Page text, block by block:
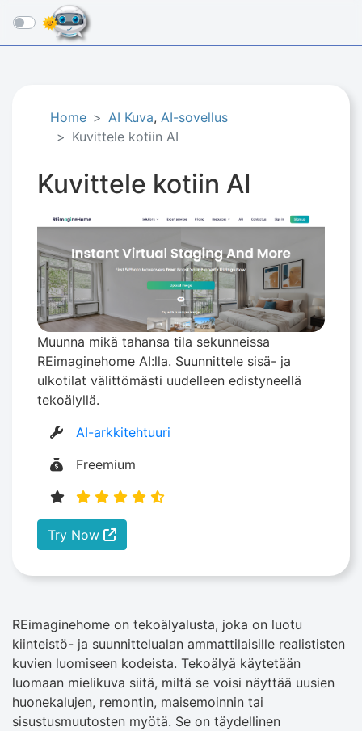
☰
Home AI Kuva, AI-sovellus
Kuvittele kotiin AI
Kuvittele kotiin AI
Muunna mikä tahansa tila sekunneissa
REimaginehome AI:lla. Suunnittele sisä- ja
ulkotilat välittömästi uudelleen edistyneellä
tekoälyllä.
AI-arkkitehtuuri
Freemium
Try Now
REimaginehome on tekoälyalusta, joka on luotu
kiinteistö- ja suunnittelualan ammattilaisille realististen
kuvien luomiseen kodeista. Tekoälyä käytetään
luomaan mielikuva siitä, miltä se voisi näyttää uusien
huonekalujen, remontin, maisemoinnin tai
sisustusmuutosten myötä. Se on täydellinen